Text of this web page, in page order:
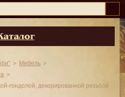
Мебель
гондолой, декорированной резьбой